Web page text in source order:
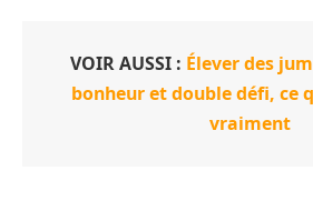
VOIR AUSSI : Élever des
bonheur et double défi, ce
vraiment